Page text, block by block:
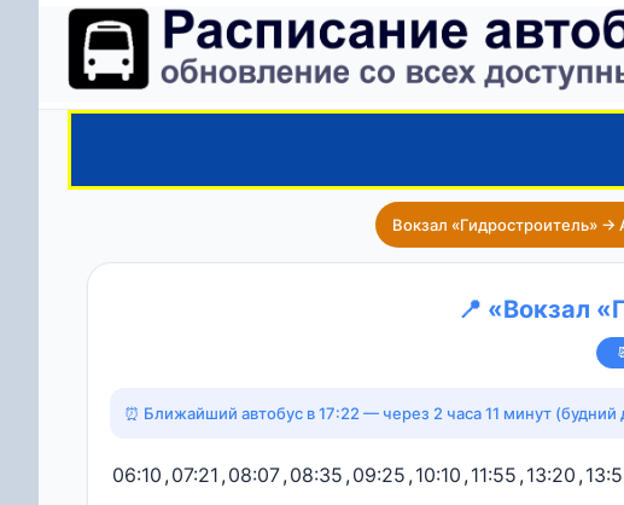
Вокзал «Гидростроитель» →
📍 «Вокзал
⏰ Ближайший автобус в 17:22 — через 2 часа 11 минут (будний
06:10 ,07:21 ,08:07,08:35 ,09:25 ,10:10 ,11:55 ,13:20 ,